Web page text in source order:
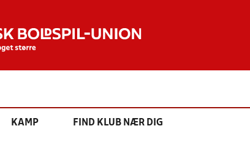
KAMP FIND KLUB NÆR DIG